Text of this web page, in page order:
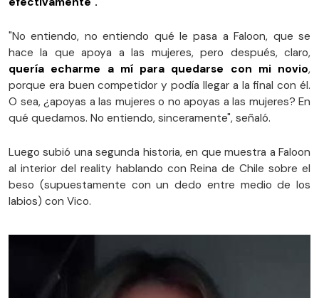
"No entiendo, no entiendo qué le pasa a Faloon, que se
hace la que apoya a las mujeres, pero después, claro,
quería echarme a mí para quedarse con mi novio,
porque era buen competidor y podía llegar a la final con él.
O sea, ¿apoyas a las mujeres o no apoyas a las mujeres? En
qué quedamos. No entiendo, sinceramente", señaló.
Luego subió una segunda historia, en que muestra a Faloon
al interior del reality hablando con Reina de Chile sobre el
beso (supuestamente con un dedo entre medio de los
labios) con Vico.